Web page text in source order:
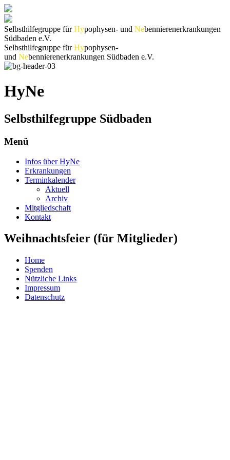
Selbsthilfegruppe fürHypophysen- und Nebennierenerkrankungen
Südbaden e.V.
Selbsthilfegruppe fürHypophysen-
und Nebennierenerkrankungen Südbaden e.V.
HyNe
Selbsthilfegruppe Südbaden
Menü
Infos über HyNe
Erkrankungen
Terminkalender
Aktuell
Archiv
Mitgliedschaft
Kontakt
Weihnachtsfeier (für Mitglieder)
Home
Spenden
Nützliche Links
Impressum
Datenschutz